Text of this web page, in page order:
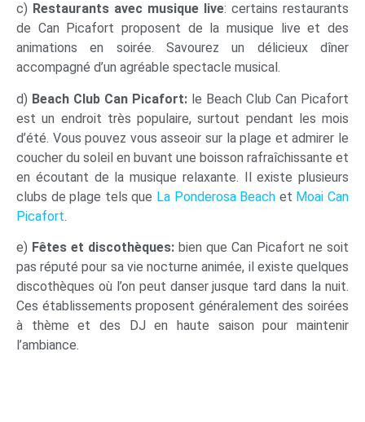
c) Restaurants avec musique live: certains restaurants
de Can Picafort proposent de la musique live et des
animations en soirée. Savourez un délicieux dîner
accompagné d’un agréable spectacle musical.
d) Beach Club Can Picafort: le Beach Club Can Picafort
est un endroit très populaire, surtout pendant les mois
d’été. Vous pouvez vous asseoir sur la plage et admirer le
coucher du soleil en buvant une boisson rafraîchissante et
en écoutant de la musique relaxante. Il existe plusieurs
clubs de plage tels que La Ponderosa Beach et Moai Can
Picafort.
e) Fêtes et discothèques: bien que Can Picafort ne soit
pas réputé pour sa vie nocturne animée, il existe quelques
discothèques où l’on peut danser jusque tard dans la nuit.
Ces établissements proposent généralement des soirées
à thème et des DJ en haute saison pour maintenir
l’ambiance.